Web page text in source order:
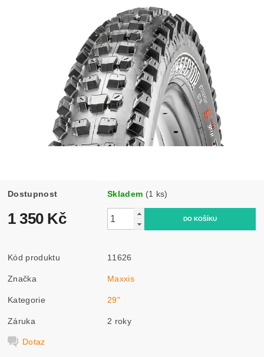
Dostupnost Skladem (1 ks)
1 350 Kč
Kód produktu 11626
Značka Maxxis
Kategorie 29"
Záruka 2 roky
Dotaz